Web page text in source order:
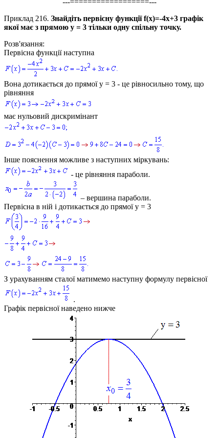
Приклад 216. Знайдіть первісну функціїf(x)=-4x+3 графік
якої має з прямою y = 3 тільки одну спільну точку.
Розв'язання:
Первісна функції наступна
Вона дотикається до прямоїy = 3 - це рівносильно тому, що
рівняння
має нульовий дискримінант
Інше пояснення можливе з наступних міркувань:
- це рівняння параболи.
– вершина параболи.
Первісна в ній і дотикається до прямоїy = 3
З урахуванням сталої матимемо наступну формулу первісної
.
Графік первісної наведено нижче